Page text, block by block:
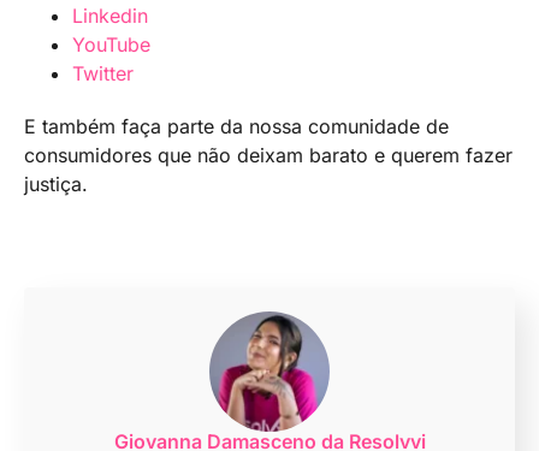
Linkedin
YouTube
Twitter
E também faça parte da nossa comunidade de
consumidores que não deixam barato e querem fazer
justiça.
Giovanna Damasceno da Resolvvi